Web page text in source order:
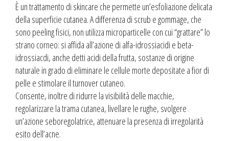
È un trattamento di skincare che permette un’esfoliazione delicata
della superficie cutanea. A differenza di scrub e gommage, che
sono peeling fisici, non utilizza microparticelle con cui “grattare” lo
strano corneo: si affida all’azione di alfa-idrossiacidi e beta-
idrossiacdi, anche detti acidi della frutta, sostanze di origine
naturale in grado di eliminare le cellule morte depositate a fior di
pelle e stimolare il turnover cutaneo.
Consente, inoltre di ridurre la visibilità delle macchie,
regolarizzare la trama cutanea, livellare le rughe, svolgere
un’azione seboregolatrice, attenuare la presenza di irregolarità
esito dell’acne.